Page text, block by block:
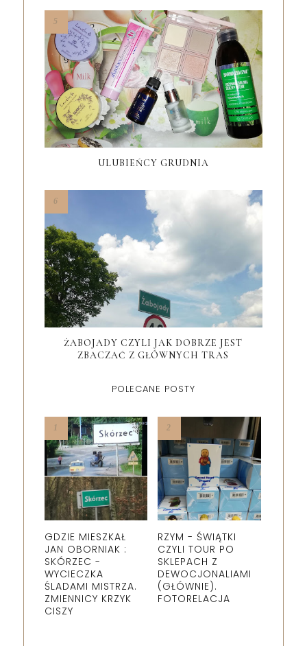
ULUBIEŃCY GRUDNIA
ŻABOJADY CZYLI JAK DOBRZE JEST
ZBACZAĆ Z GŁÓWNYCH TRAS
POLECANE POSTY
GDZIE MIESZKAŁ
JAN OBORNIAK :
SKÓRZEC -
WYCIECZKA
ŚLADAMI MISTRZA.
ZMIENNICY KRZYK
CISZY
RZYM - ŚWIĄTKI
CZYLI TOUR PO
SKLEPACH Z
DEWOCJONALIAMI
(GŁÓWNIE).
FOTORELACJA